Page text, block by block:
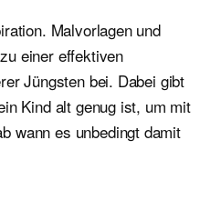
Malvorlagen und
einer effektiven
Jüngsten bei. Dabei gibt
Kind alt genug ist, um mit
wann es unbedingt damit